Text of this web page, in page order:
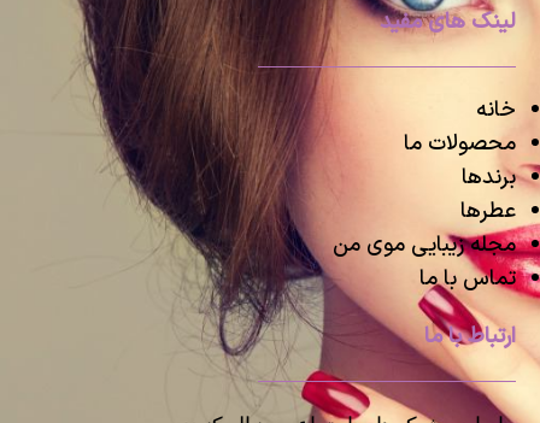
لینک های مفید
خانه
محصولات ما
برندها
عطرها
مجله زیبایی موی من
تماس با ما
ارتباط با ما